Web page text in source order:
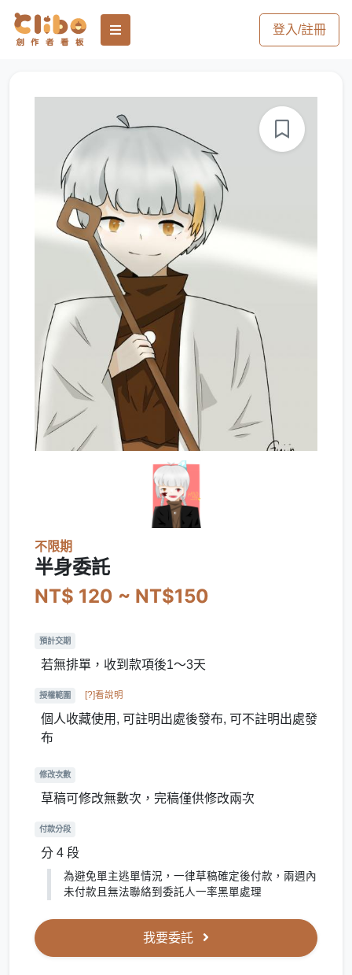
登入/註冊
不限期
半身委託
NT$ 120 ~ NT$150
預計交期
若無排單，收到款項後1～3天
授權範圍 [?]看說明
個人收藏使用, 可註明出處後發布, 可不註明出處發
布
修改次數
草稿可修改無數次，完稿僅供修改兩次
付款分段
分 4 段
為避免單主逃單情況，一律草稿確定後付款，兩週內
未付款且無法聯絡到委託人一率黑單處理
我要委託